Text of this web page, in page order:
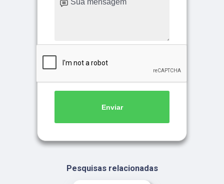
Enviar
Pesquisas relacionadas